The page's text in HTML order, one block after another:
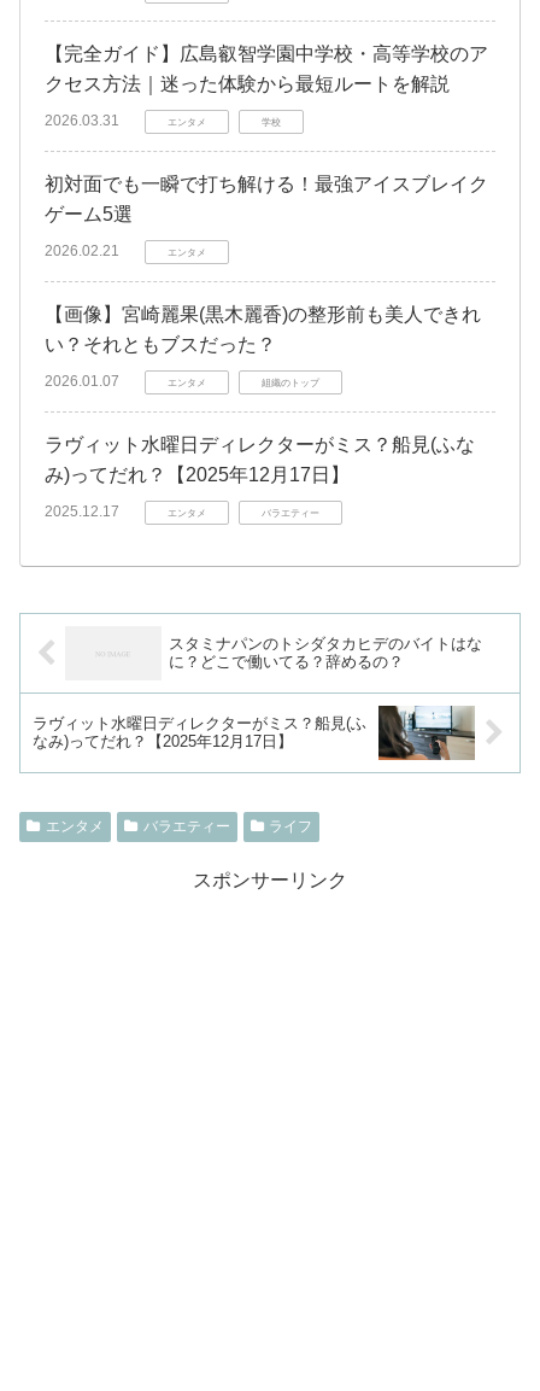
【完全ガイド】広島叡智学園中学校・高等学校のア
クセス方法｜迷った体験から最短ルートを解説
2026.03.31 エンタメ 学校
初対面でも一瞬で打ち解ける！最強アイスブレイク
ゲーム5選
2026.02.21 エンタメ
【画像】宮崎麗果(黒木麗香)の整形前も美人できれ
い？それともブスだった？
2026.01.07 エンタメ 組織のトップ
ラヴィット水曜日ディレクターがミス？船見(ふな
み)ってだれ？【2025年12月17日】
2025.12.17 エンタメ バラエティー
スタミナパンのトシダタカヒデのバイトはな
に？どこで働いてる？辞めるの？
ラヴィット水曜日ディレクターがミス？船見(ふ
なみ)ってだれ？【2025年12月17日】
エンタメ バラエティー ライフ
スポンサーリンク